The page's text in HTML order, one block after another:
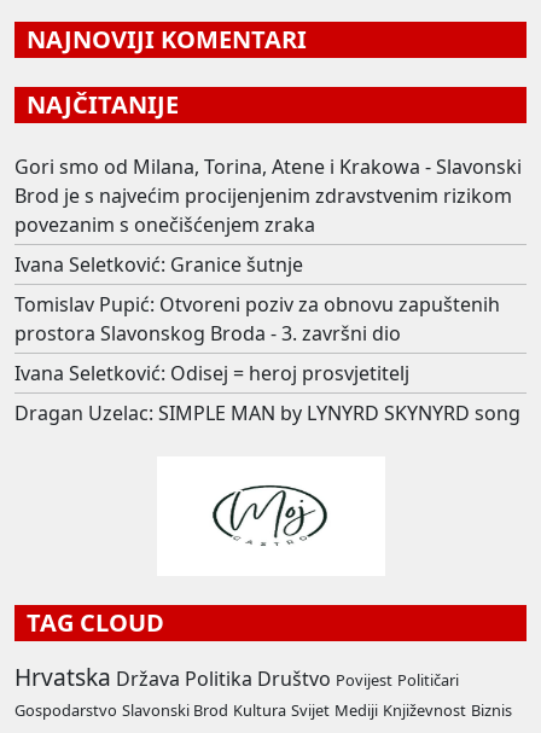
NAJNOVIJI KOMENTARI
NAJČITANIJE
Gori smo od Milana, Torina, Atene i Krakowa - Slavonski
Brod je s najvećim procijenjenim zdravstvenim rizikom
povezanim s onečišćenjem zraka
Ivana Seletković: Granice šutnje
Tomislav Pupić: Otvoreni poziv za obnovu zapuštenih
prostora Slavonskog Broda - 3. završni dio
Ivana Seletković: Odisej = heroj prosvjetitelj
Dragan Uzelac: SIMPLE MAN by LYNYRD SKYNYRD song
TAG CLOUD
Hrvatska Država Politika Društvo Povijest Političari
Gospodarstvo Slavonski Brod Kultura Svijet Mediji Književnost Biznis